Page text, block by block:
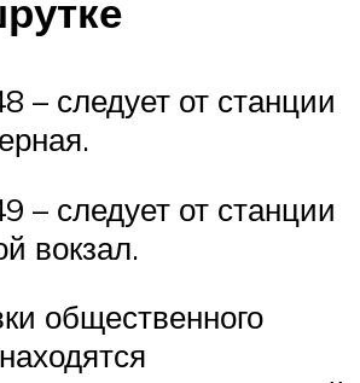
– следует от станции
– следует от станции
вокзал.
общественного